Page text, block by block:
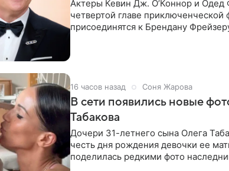
Актеры Кевин Дж. О’Коннор и Одед
четвертой главе
присоединятся к Брендану
16 часов назад Соня Жарова
В сети появились новые
Табакова
Дочери 31-летнего сына Олега
честь дня рождения девочки ее
поделилась редкими фото